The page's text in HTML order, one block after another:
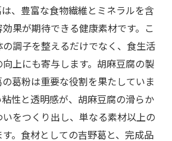
、豊富な食物繊維とミネラルを含
果が期待できる健康素材です。こ
調子を整えるだけでなく、食生活
上にも寄与します。胡麻豆腐の製
葛粉は重要な役割を果たしていま
性と透明感が、胡麻豆腐の滑らか
をつくり出し、単なる素材以上の
。食材としての吉野葛と、完成品